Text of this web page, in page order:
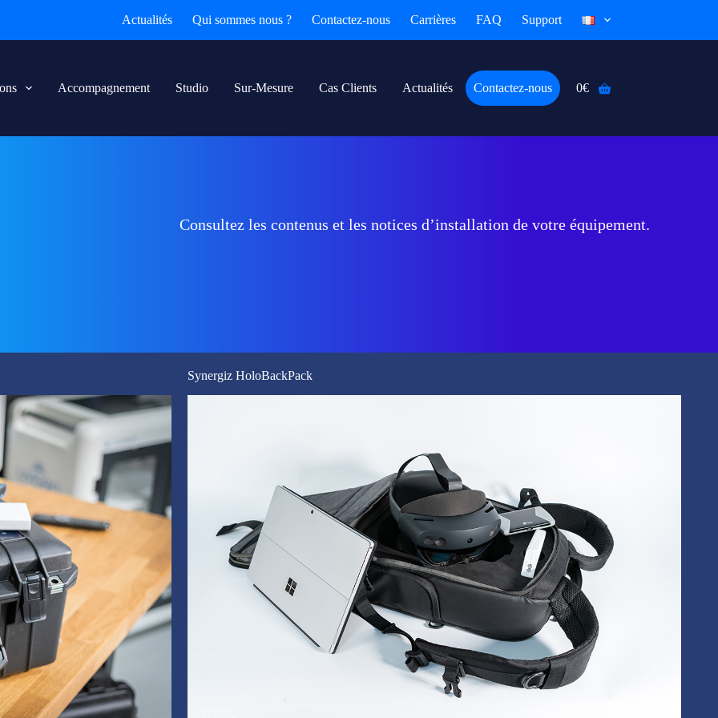
Actualités Qui sommes nous ? Contactez-nous Carrières FAQ Support
Accompagnement Studio Sur-Mesure Cas Clients Actualités Contactez-nous
Panier
0€
Consultez les contenus et les notices d’installation de votre équipement.
Synergiz HoloBackPack